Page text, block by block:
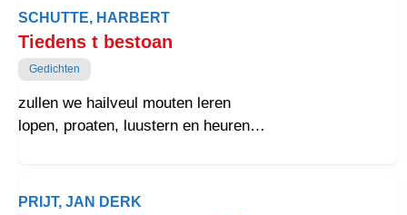
Nou ligt dat daier al dood op grond.
Aine, drije, zeuven,
Boer Evers zien peerd is dood.
SCHUTTE, HARBERT
Tiedens t bestoan
Gedichten
zullen we hailveul mouten leren
lopen, proaten, luustern en heuren
PRIJT, JAN DERK